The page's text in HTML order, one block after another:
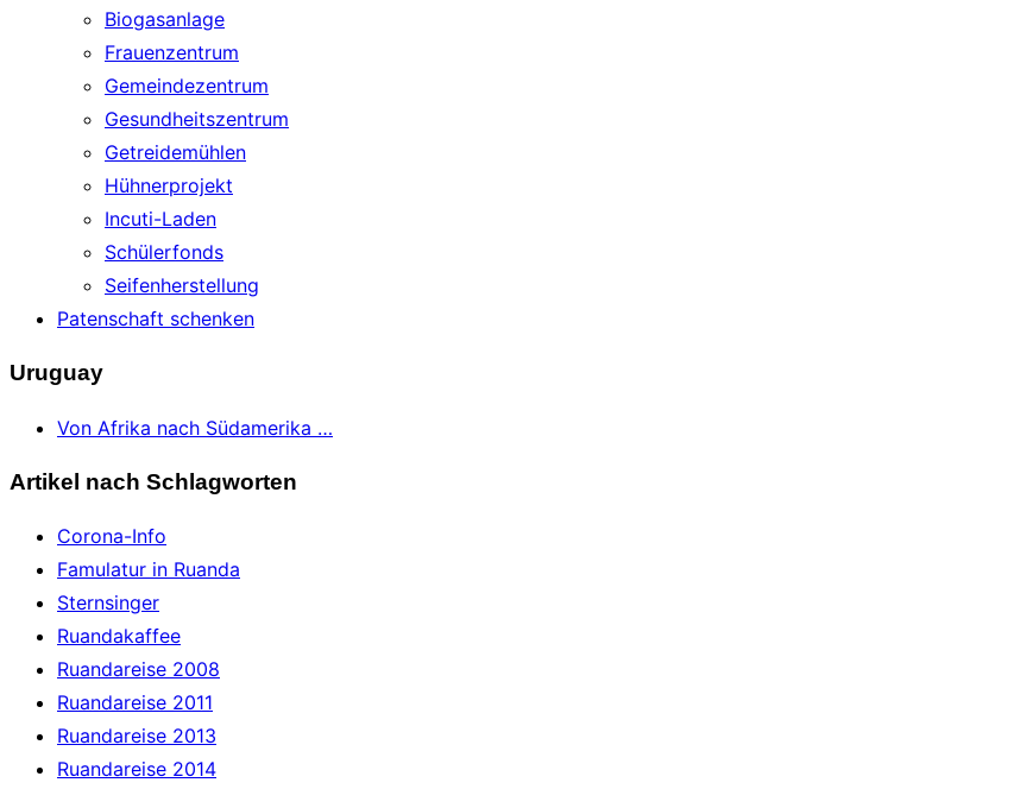
Biogasanlage
Frauenzentrum
Gemeindezentrum
Gesundheitszentrum
Getreidemühlen
Hühnerprojekt
Incuti-Laden
Schülerfonds
Seifenherstellung
Patenschaft schenken
Uruguay
Von Afrika nach Südamerika …
Artikel nach Schlagworten
Corona-Info
Famulatur in Ruanda
Sternsinger
Ruandakaffee
Ruandareise 2008
Ruandareise 2011
Ruandareise 2013
Ruandareise 2014